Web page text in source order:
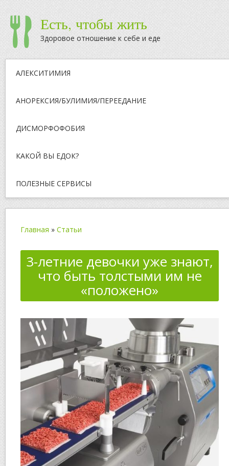
Есть, чтобы жить
Здоровое отношение к себе и еде
АЛЕКСИТИМИЯ
АНОРЕКСИЯ/БУЛИМИЯ/ПЕРЕЕДАНИЕ
ДИСМОРФОФОБИЯ
КАКОЙ ВЫ ЕДОК?
ПОЛЕЗНЫЕ СЕРВИСЫ
Главная » Статьи
3-летние девочки уже знают,
что быть толстыми им не
«положено»